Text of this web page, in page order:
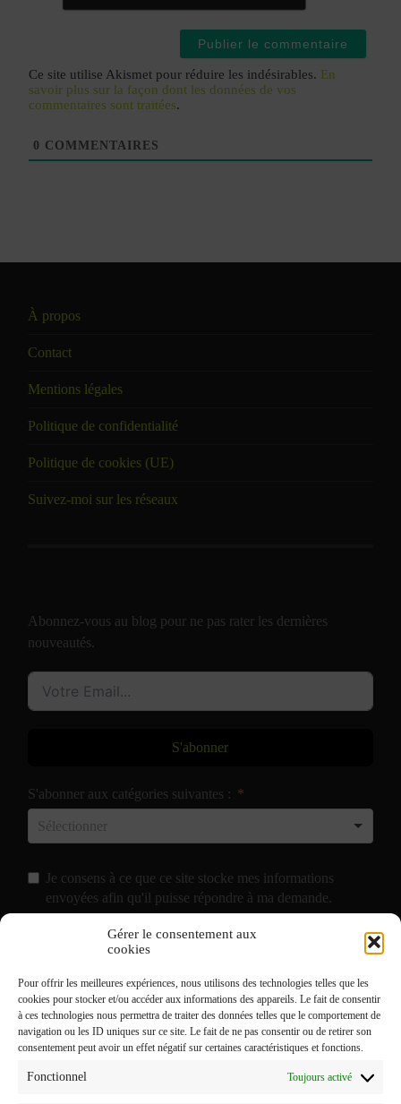
Gérer le consentement aux
cookies
Pour offrir les meilleures expériences, nous utilisons des technologies telles que les
cookies pour stocker et/ou accéder aux informations des appareils. Le fait de consentir
à ces technologies nous permettra de traiter des données telles que le comportement de
navigation ou les ID uniques sur ce site. Le fait de ne pas consentir ou de retirer son
consentement peut avoir un effet négatif sur certaines caractéristiques et fonctions.
Fonctionnel Toujours activé
Ce site utilise Akismet pour réduire les indésirables. En
savoir plus sur la façon dont les données de vos
commentaires sont traitées.
0 COMMENTAIRES
À propos
Contact
Mentions légales
Politique de confidentialité
Politique de cookies (UE)
Suivez-moi sur les réseaux
Abonnez-vous au blog pour ne pas rater les dernières
nouveautés.
S'abonner
S'abonner aux catégories suivantes :
Je consens à ce que ce site stocke mes informations
envoyées afin qu'il puisse répondre à ma demande.
J'accepte de recevoir vos e-mails et confirme avoir pris
Mentions Légales.